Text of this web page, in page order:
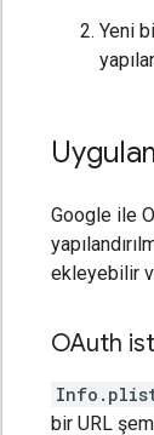
Yeni
Google ile
ekleyebilir
OAuth
bir URL